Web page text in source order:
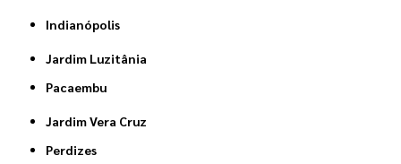
Indianópolis
Jardim Luzitânia
Pacaembu
Jardim Vera Cruz
Perdizes